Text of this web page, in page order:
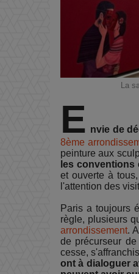
La
E nvie de
8ème
peinture aux
les
et ouverte à
l'attention des
Paris a toujours
règle, plusieurs
arrondissement.
de précurseur
cesse,
ont à dialoguer